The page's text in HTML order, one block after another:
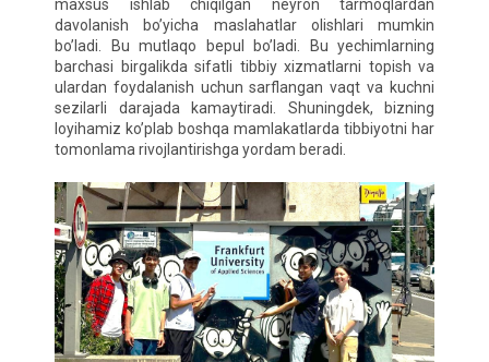
maxsus ishlab chiqilgan neyron tarmoqlardan
davolanish bo’yicha maslahatlar olishlari mumkin
bo’ladi. Bu mutlaqo bepul bo’ladi. Bu yechimlarning
barchasi birgalikda sifatli tibbiy xizmatlarni topish va
ulardan foydalanish uchun sarflangan vaqt va kuchni
sezilarli darajada kamaytiradi. Shuningdek, bizning
loyihamiz ko’plab boshqa mamlakatlarda tibbiyotni har
tomonlama rivojlantirishga yordam beradi.